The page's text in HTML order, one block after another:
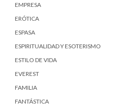
EMPRESA
ERÓTICA
ESPASA
ESPIRITUALIDAD Y ESOTERISMO
ESTILO DE VIDA
EVEREST
FAMILIA
FANTÁSTICA